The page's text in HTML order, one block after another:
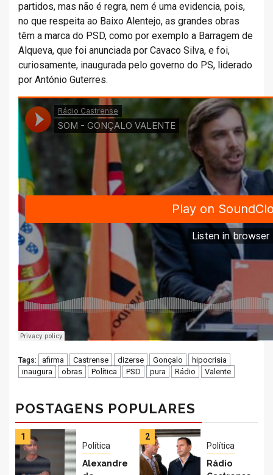
partidos, mas não é regra, nem é uma evidencia, pois,
no que respeita ao Baixo Alentejo, as grandes obras
têm a marca do PSD, como por exemplo a Barragem de
Alqueva, que foi anunciada por Cavaco Silva, e foi,
curiosamente, inaugurada pelo governo do PS, liderado
por António Guterres.
Tags: afirma Castrense dizerse Gonçalo
hipocrisia
inaugura
obras Política PSD pura Rádio Valente
POSTAGENS POPULARES
1
Política
Alexandre
2
Política
Rádio